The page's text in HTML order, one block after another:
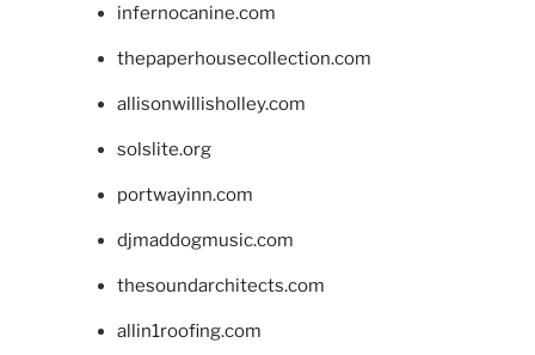
infernocanine.com
thepaperhousecollection.com
allisonwillisholley.com
solslite.org
portwayinn.com
djmaddogmusic.com
thesoundarchitects.com
allin1roofing.com